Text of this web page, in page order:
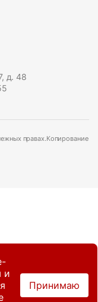
д. 48
правах.Копирование
и
Принимаю